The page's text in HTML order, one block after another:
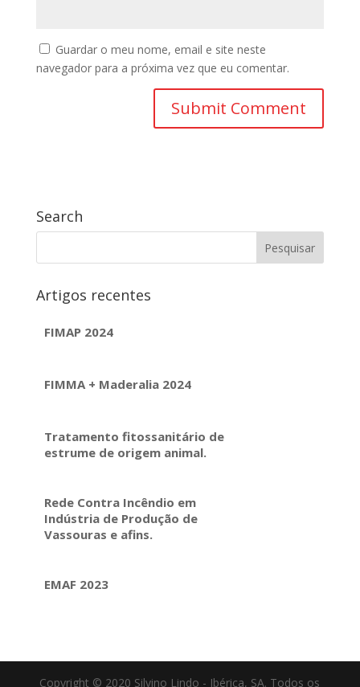
Guardar o meu nome, email e site neste
navegador para a próxima vez que eu comentar.
Search
Artigos recentes
FIMAP 2024
FIMMA + Maderalia 2024
Tratamento fitossanitário de
estrume de origem animal.
Rede Contra Incêndio em
Indústria de Produção de
Vassouras e afins.
EMAF 2023
Copyright © 2020 Silvino Lindo - Ibérica, SA. Todos os